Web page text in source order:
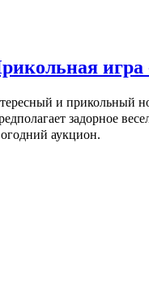
игра
и прикольный
задорное
аукцион.